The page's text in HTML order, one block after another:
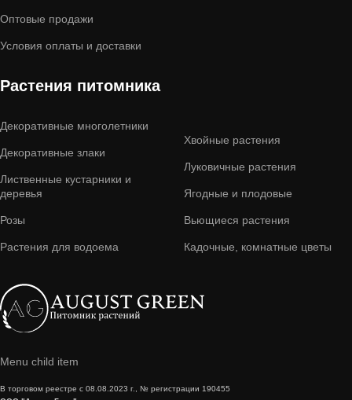
Оптовые продажи
Условия оплаты и доставки
Растения питомника
Декоративные многолетники
Декоративные злаки
Лиственные кустарники и
деревья
Розы
Растения для водоема
Хвойные растения
Луковичные растения
Ягодные и плодовые
Вьющиеся растения
Кадочные, комнатные цветы
Menu child item
В торговом реестре с 08.08.2023 г., № регистрации 190455